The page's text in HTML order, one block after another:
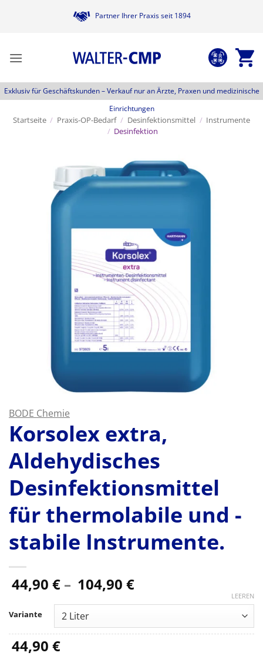
Partner Ihrer Praxis seit 1894
Exklusiv für Geschäftskunden –Verkauf nur an Ärzte, Praxen und medizinische
Einrichtungen
Startseite / Praxis-OP-Bedarf / Desinfektionsmittel / Instrumente
/ Desinfektion
BODE Chemie
Korsolex extra,
Aldehydisches
Desinfektionsmittel
für thermolabile und -
stabile Instrumente.
44,90 € – 104,90 €Preisspanne:
bis
104,90 €
Variante
LEEREN
44,90 €